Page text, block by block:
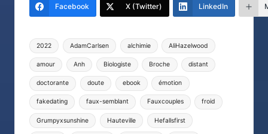
Facebook X (Twitter) LinkedIn
Tags:
2022 AdamCarlsen alchimie AliHazelwood
amour Anh Biologiste Broche distant
doctorante doute ebook émotion
fakedating faux-semblant Fauxcouples froid
Grumpyxsunshine Hauteville Hefallsfirst